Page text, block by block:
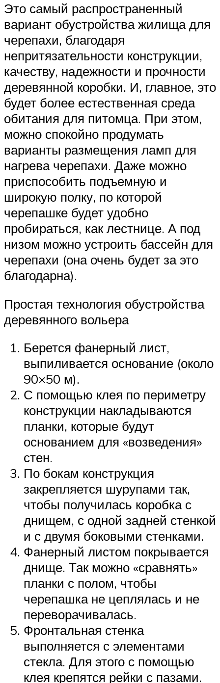
Это самый распространенный
вариант обустройства жилища для
черепахи, благодаря
непритязательности конструкции,
качеству, надежности и прочности
деревянной коробки. И, главное, это
будет более естественная среда
обитания для питомца. При этом,
можно спокойно продумать
варианты размещения ламп для
нагрева черепахи. Даже можно
приспособить подъемную и
широкую полку, по которой
черепашке будет удобно
пробираться, как лестнице. А под
низом можно устроить бассейн для
черепахи (она очень будет за это
благодарна).
Простая технология обустройства
деревянного вольера
Берется фанерный лист,
выпиливается основание (около
90×50 м).
С помощью клея по периметру
конструкции накладываются
планки, которые будут
основанием для «возведения»
стен.
По бокам конструкция
закрепляется шурупами так,
чтобы получилась коробка с
днищем, с одной задней стенкой
и с двумя боковыми стенками.
Фанерный листом покрывается
днище. Так можно «сравнять»
планки с полом, чтобы
черепашка не цеплялась и не
переворачивалась.
Фронтальная стенка
выполняется с элементами
стекла. Для этого с помощью
клея крепятся рейки с пазами.